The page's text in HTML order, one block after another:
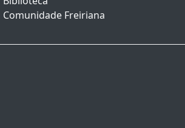
Comunidade Freiriana